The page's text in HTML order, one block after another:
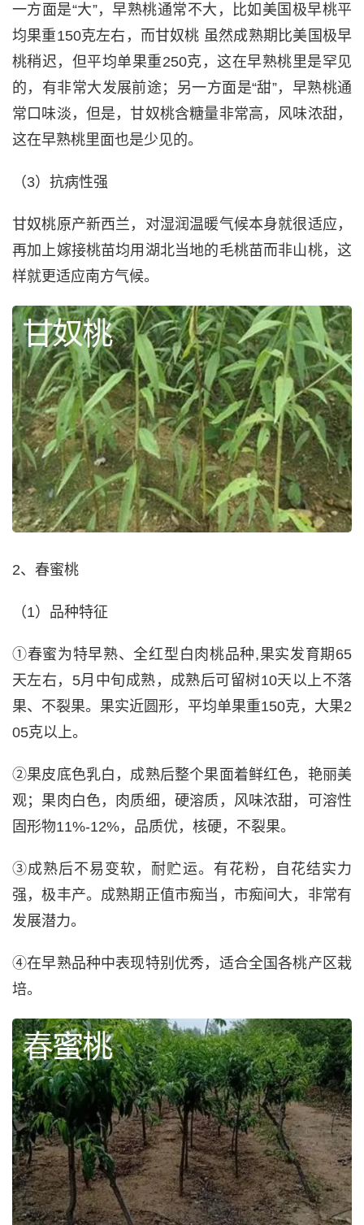
一方面是“大”，早熟桃通常不大，比如美国极早桃平
均果重150克左右，而甘奴桃 虽然成熟期比美国极早
桃稍迟，但平均单果重250克，这在早熟桃里是罕见
的，有非常大发展前途；另一方面是“甜”，早熟桃通
常口味淡，但是，甘奴桃含糖量非常高，风味浓甜，
这在早熟桃里面也是少见的。
（3）抗病性强
甘奴桃原产新西兰，对湿润温暖气候本身就很适应，
再加上嫁接桃苗均用湖北当地的毛桃苗而非山桃，这
样就更适应南方气候。
2、春蜜桃
（1）品种特征
①春蜜为特早熟、全红型白肉桃品种,果实发育期65
天左右，5月中旬成熟，成熟后可留树10天以上不落
果、不裂果。果实近圆形，平均单果重150克，大果2
05克以上。
②果皮底色乳白，成熟后整个果面着鲜红色，艳丽美
观；果肉白色，肉质细，硬溶质，风味浓甜，可溶性
固形物11%-12%，品质优，核硬，不裂果。
③成熟后不易变软，耐贮运。有花粉，自花结实力
强，极丰产。成熟期正值市痴当，市痴间大，非常有
发展潜力。
④在早熟品种中表现特别优秀，适合全国各桃产区栽
培。